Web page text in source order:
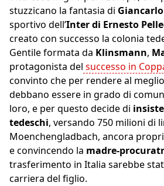
stuzzicano la fantasia di
sportivo dell’Inter di Ernesto
creato con successo la colonia
Gentile formata da Klinsmann,
protagonista del successo in
convinto che per rendere al
debbano essere in grado di
loro, e per questo decide di
tedeschi, versando 750 milioni di
Moenchengladbach, ancora
e convincendo la madre-
trasferimento in Italia sarebbe
carriera del figlio.